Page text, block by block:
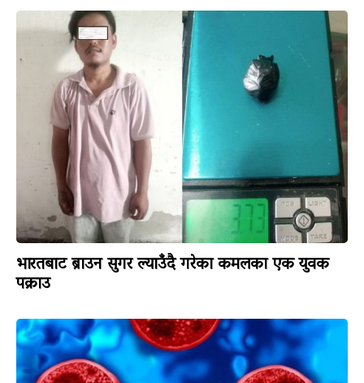
भारतबाट ब्राउन सुगर ल्याउँदै गरेका कमलका एक युवक
पक्राउ